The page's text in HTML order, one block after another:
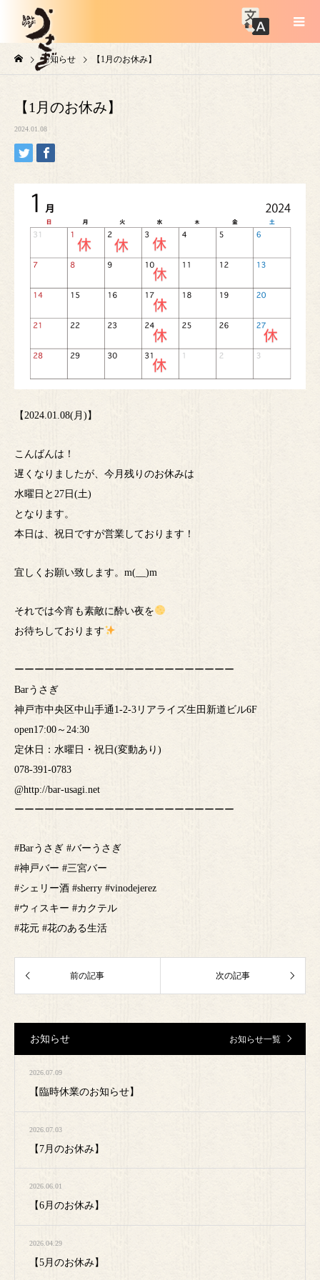
お知らせ 【1月のお休み】
【1月のお休み】
2024.01.08
【2024.01.08(月)】
こんばんは！
遅くなりましたが、今月残りのお休みは
水曜日と27日(土)
となります。
本日は、祝日ですが営業しております！
宜しくお願い致します。m(__)m
それでは今宵も素敵に酔い夜を
お待ちしております
ーーーーーーーーーーーーーーーーーーーーーー
Barうさぎ
神戸市中央区中山手通1-2-3リアライズ生田新道ビル6F
open17:00～24:30
定休日：水曜日・祝日(変動あり)
078-391-0783
@http://bar-usagi.net
ーーーーーーーーーーーーーーーーーーーーーー
#Barうさぎ #バーうさぎ
#神戸バー #三宮バー
#シェリー酒 #sherry #vinodejerez
#ウィスキー #カクテル
#花元 #花のある生活
お知らせ お知らせ一覧
2026.07.09
【臨時休業のお知らせ】
2026.07.03
【7月のお休み】
2026.06.01
【6月のお休み】
2026.04.29
【5月のお休み】